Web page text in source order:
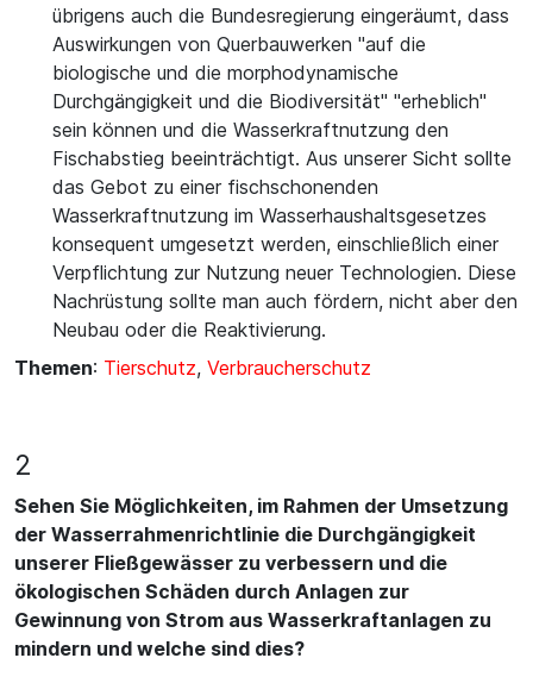
übrigens auch die Bundesregierung eingeräumt, dass
Auswirkungen von Querbauwerken "auf die
biologische und die morphodynamische
Durchgängigkeit und die Biodiversität" "erheblich"
sein können und die Wasserkraftnutzung den
Fischabstieg beeinträchtigt. Aus unserer Sicht sollte
das Gebot zu einer fischschonenden
Wasserkraftnutzung im Wasserhaushaltsgesetzes
konsequent umgesetzt werden, einschließlich einer
Verpflichtung zur Nutzung neuer Technologien. Diese
Nachrüstung sollte man auch fördern, nicht aber den
Neubau oder die Reaktivierung.
Themen: Tierschutz, Verbraucherschutz
2
Sehen Sie Möglichkeiten, im Rahmen der Umsetzung
der Wasserrahmenrichtlinie die Durchgängigkeit
unserer Fließgewässer zu verbessern und die
ökologischen Schäden durch Anlagen zur
Gewinnung von Strom aus Wasserkraftanlagen zu
mindern und welche sind dies?